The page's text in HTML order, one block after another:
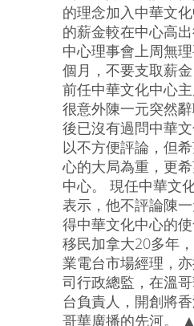
的理念加入中華文
的薪金較在中心高
中心理事會上周無
個月，不要支取薪金
前任中華文化中心
很意外陳一元突然
後已沒有過問中華
以不方便評論，但
心的大局為重，更
中心。 現任中華文
表示，他不評論陳
得中華文化中心的
移民加拿大20多年
業電台市場經理，
司行政總監，在溫
台負責人，開創將
哥華廣播的先河。